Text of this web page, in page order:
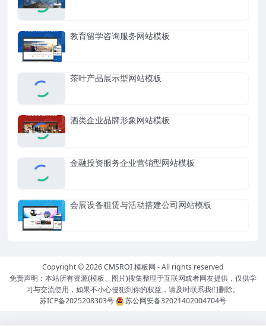
教育留学咨询服务网站模板
茶叶产品展示型网站模板
酒类企业品牌形象网站模板
金融投资服务企业营销型网站模板
会展设备租赁与活动搭建公司网站模板
Copyright © 2026CMSROI 模板网 - All rights reserved
免责声明：本站所有资源(模板、图片)搜集整理于互联网或者网友提供，仅供学
习与交流使用，如果不小心侵犯到你的权益，请及时联系我们删除。
苏ICP备2025208303号
苏公网安备32021402004704号